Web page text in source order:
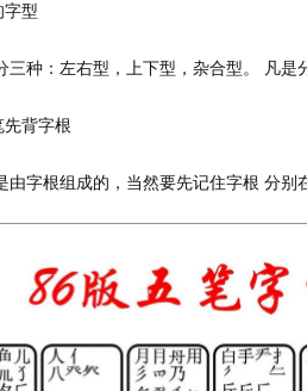
字型
三种：左右型，上下型，杂合型。 凡是
先背字根
由字根组成的，当然要先记住字根 分别